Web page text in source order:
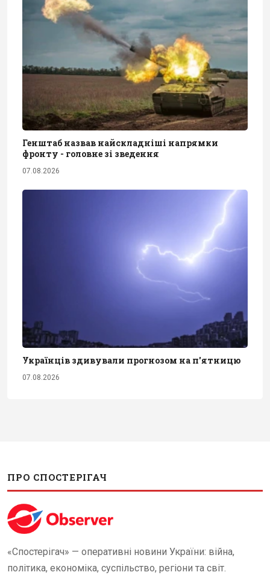
Генштаб назвав найскладніші напрямки
фронту - головне зі зведення
07.08.2026
Українців здивували прогнозом на п'ятницю
07.08.2026
ПРО СПОСТЕРІГАЧ
«Спостерігач» — оперативні новини України: війна,
політика, економіка, суспільство, регіони та світ.